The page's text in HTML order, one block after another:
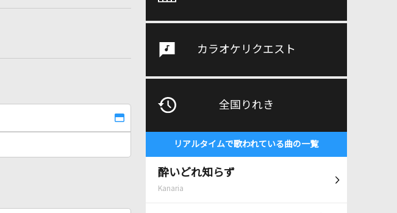
カラオケリクエスト
全国りれき
リアルタイムで歌われている曲の一覧
酔いどれ知らず
Kanaria